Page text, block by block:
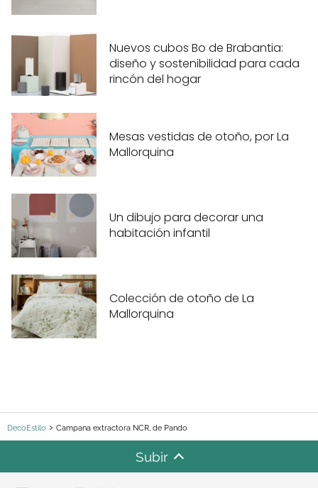
Nuevos cubos Bo de Brabantia:
diseño y sostenibilidad para cada
rincón del hogar
Mesas vestidas de otoño, por La
Mallorquina
Un dibujo para decorar una
habitación infantil
Colección de otoño de La
Mallorquina
DecoEstilo Campana extractora NCR, de Pando
Subir